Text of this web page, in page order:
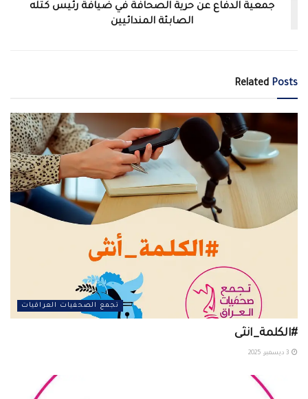
جمعية الدفاع عن حرية الصحافة في ضيافة رئيس كتله
الصابئة المندائيين
Related Posts
تجمع الصحفيات العراقيات
#الكلمة_انثى